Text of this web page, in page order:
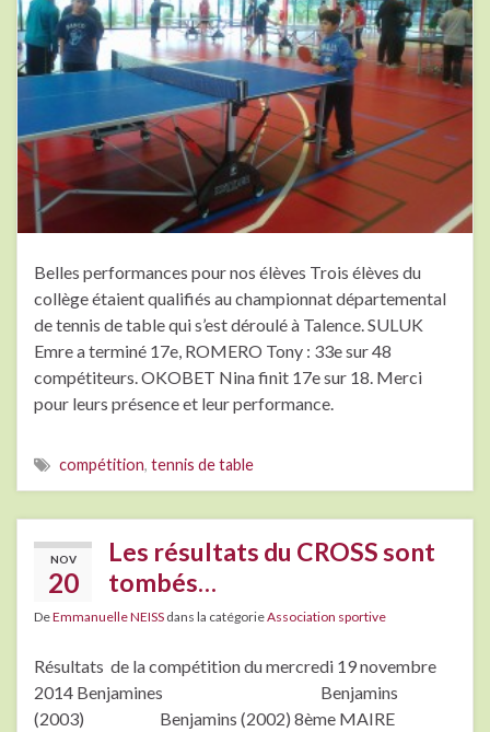
Belles performances pour nos élèves Trois élèves du
collège étaient qualifiés au championnat départemental
de tennis de table qui s’est déroulé à Talence. SULUK
Emre a terminé 17e, ROMERO Tony : 33e sur 48
compétiteurs. OKOBET Nina finit 17e sur 18. Merci
pour leurs présence et leur performance.
compétition, tennis de table
NOV
20
Les résultats du CROSS sont
tombés…
DeEmmanuelle NEISS dans la catégorieAssociation sportive
Résultats de la compétition du mercredi 19 novembre
2014 Benjamines Benjamins
(2003) Benjamins (2002) 8ème MAIRE